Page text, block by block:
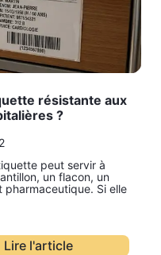
résistante aux
?
peut servir à
un flacon, un
Si elle
Lire l'article